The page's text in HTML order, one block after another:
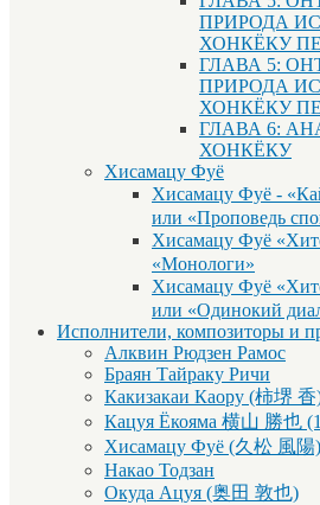
ПРИРОДА
ХОНКЁКУ
ГЛАВА 5:
ПРИРОДА
ХОНКЁКУ
ГЛАВА 6:
ХОНКЁКУ
Хисамацу Фуё
Хисамацу Фуё -
или «Проповедь
Хисамацу Фуё
«Монологи»
Хисамацу Фуё
или «Одинокий
Исполнители, композиторы и
Алквин Рюдзен Рамос
Браян Тайраку Ричи
Какизакаи Каору (柿堺 香
Кацуя Ёкояма 横山 勝也
Хисамацу Фуё (久松 風陽)
Накао Тодзан
Окуда Ацуя (奥田 敦也)